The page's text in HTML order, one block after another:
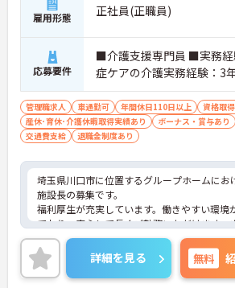
雇用形態 正社員(正職員)
応募要件
■介護支援専門員 ■実務経
症ケアの介護実務経験：3年
管理職求人 車通勤可 年間休日110日以上 資格取
産休･育休･介護休暇取得実績あり
ボーナス・賞与あり
交通費支給
退職金制度あり
埼玉県川口市に位置するグループホームにお
施設長の募集です。
福利厚生が充実しています。働きやすい環境
ており、安心して長くご勤務いただけます。
昇給・賞与制度があり、頑張りがきちんと評
る職場です。
ご興味のある方には、面接対策ポイントなど
に詳細をご案内しますのでお気軽にご相談く
詳細を見る 無料